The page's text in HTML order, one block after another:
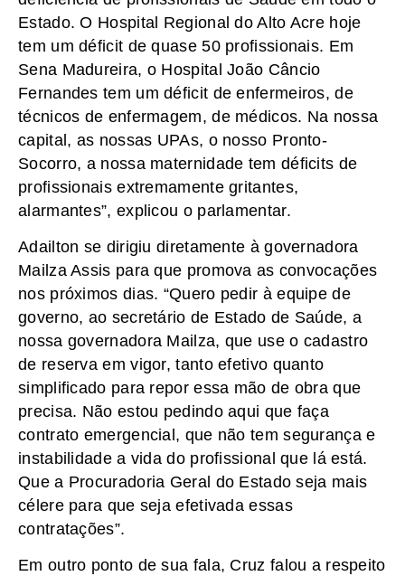
Estado. O Hospital Regional do Alto Acre hoje
tem um déficit de quase 50 profissionais. Em
Sena Madureira, o Hospital João Câncio
Fernandes tem um déficit de enfermeiros, de
técnicos de enfermagem, de médicos. Na nossa
capital, as nossas UPAs, o nosso Pronto-
Socorro, a nossa maternidade tem déficits de
profissionais extremamente gritantes,
alarmantes”, explicou o parlamentar.
Adailton se dirigiu diretamente à governadora
Mailza Assis para que promova as convocações
nos próximos dias. “Quero pedir à equipe de
governo, ao secretário de Estado de Saúde, a
nossa governadora Mailza, que use o cadastro
de reserva em vigor, tanto efetivo quanto
simplificado para repor essa mão de obra que
precisa. Não estou pedindo aqui que faça
contrato emergencial, que não tem segurança e
instabilidade a vida do profissional que lá está.
Que a Procuradoria Geral do Estado seja mais
célere para que seja efetivada essas
contratações”.
Em outro ponto de sua fala, Cruz falou a respeito